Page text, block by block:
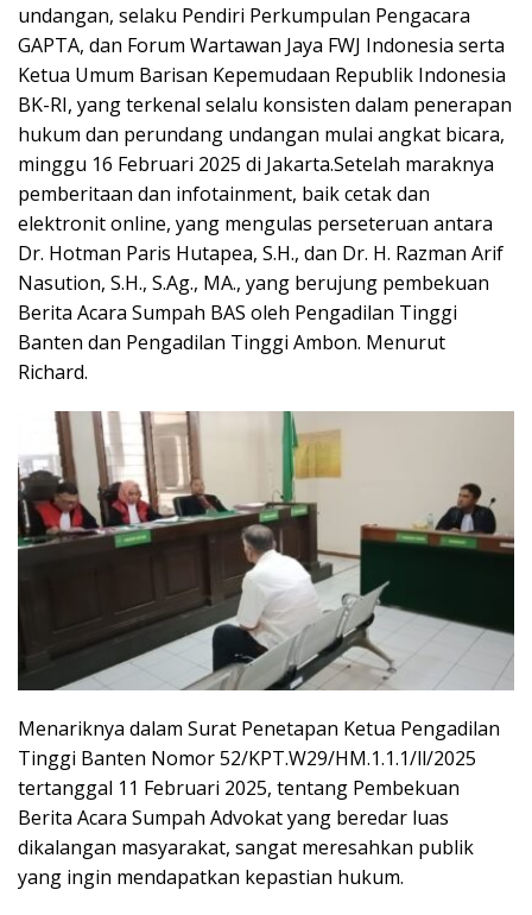
undangan, selaku Pendiri Perkumpulan Pengacara
GAPTA, dan Forum Wartawan Jaya FWJ Indonesia serta
Ketua Umum Barisan Kepemudaan Republik Indonesia
BK-RI, yang terkenal selalu konsisten dalam penerapan
hukum dan perundang undangan mulai angkat bicara,
minggu 16 Februari 2025 di Jakarta.Setelah maraknya
pemberitaan dan infotainment, baik cetak dan
elektronit online, yang mengulas perseteruan antara
Dr. Hotman Paris Hutapea, S.H., dan Dr. H. Razman Arif
Nasution, S.H., S.Ag., MA., yang berujung pembekuan
Berita Acara Sumpah BAS oleh Pengadilan Tinggi
Banten dan Pengadilan Tinggi Ambon. Menurut
Richard.
Menariknya dalam Surat Penetapan Ketua Pengadilan
Tinggi Banten Nomor 52/KPT.W29/HM.1.1.1/ll/2025
tertanggal 11 Februari 2025, tentang Pembekuan
Berita Acara Sumpah Advokat yang beredar luas
dikalangan masyarakat, sangat meresahkan publik
yang ingin mendapatkan kepastian hukum.